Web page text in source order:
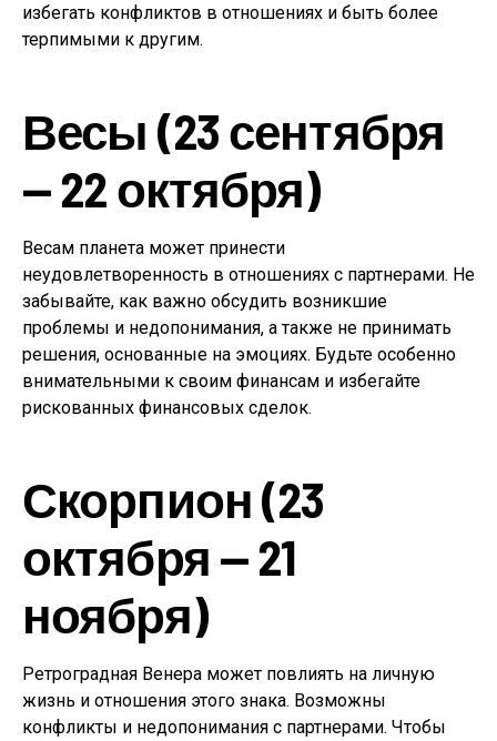
избегать конфликтов в отношениях и быть более
терпимыми к другим.
Весы (23 сентября
— 22 октября)
Весам планета может принести
неудовлетворенность в отношениях с партнерами. Не
забывайте, как важно обсудить возникшие
проблемы и недопонимания, а также не принимать
решения, основанные на эмоциях. Будьте особенно
внимательными к своим финансам и избегайте
рискованных финансовых сделок.
Скорпион (23
октября — 21
ноября)
Ретроградная Венера может повлиять на личную
жизнь и отношения этого знака. Возможны
конфликты и недопонимания с партнерами. Чтобы